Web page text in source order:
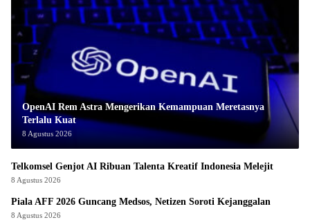
OpenAI Rem Astra Mengerikan Kemampuan Meretasnya
Terlalu Kuat
8 Agustus 2026
Telkomsel Genjot AI Ribuan Talenta Kreatif Indonesia Melejit
8 Agustus 2026
Piala AFF 2026 Guncang Medsos, Netizen Soroti Kejanggalan
8 Agustus 2026